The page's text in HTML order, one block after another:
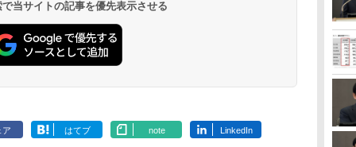
当サイトの記事を優先表示させる
ア はてブ note LinkedIn